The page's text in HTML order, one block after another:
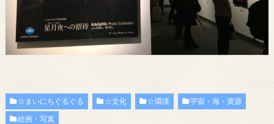
☆まいにちぐるぐる ☆文化 ☆環境
宇宙・海・資源
絵画・写真